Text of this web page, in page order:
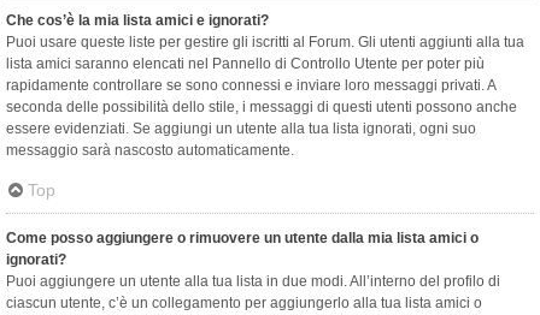
Che cos’è la mia lista amici e ignorati?
Puoi usare queste liste per gestire gli iscritti al Forum. Gli utenti aggiunti alla tua
lista amici saranno elencati nel Pannello di Controllo Utente per poter più
rapidamente controllare se sono connessi e inviare loro messaggi privati. A
seconda delle possibilità dello stile, i messaggi di questi utenti possono anche
essere evidenziati. Se aggiungi un utente alla tua lista ignorati, ogni suo
messaggio sarà nascosto automaticamente.
Top
Come posso aggiungere o rimuovere un utente dalla mia lista amici o
ignorati?
Puoi aggiungere un utente alla tua lista in due modi. All’interno del profilo di
ciascun utente, c’è un collegamento per aggiungerlo alla tua lista amici o